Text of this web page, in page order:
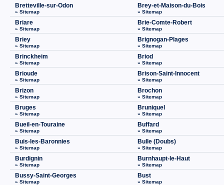
Bretteville-sur-Odon
» Sitemap
Brey-et-Maison-du-Bois
» Sitemap
Briare
» Sitemap
Brie-Comte-Robert
» Sitemap
Briey
» Sitemap
Brignogan-Plages
» Sitemap
Brinckheim
» Sitemap
Briod
» Sitemap
Brioude
» Sitemap
Brison-Saint-Innocent
» Sitemap
Brizon
» Sitemap
Brochon
» Sitemap
Bruges
» Sitemap
Bruniquel
» Sitemap
Bueil-en-Touraine
» Sitemap
Buffard
» Sitemap
Buis-les-Baronnies
» Sitemap
Bulle (Doubs)
» Sitemap
Burdignin
» Sitemap
Burnhaupt-le-Haut
» Sitemap
Bussy-Saint-Georges
» Sitemap
Bust
» Sitemap